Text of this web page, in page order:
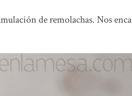
de remolachas. Nos